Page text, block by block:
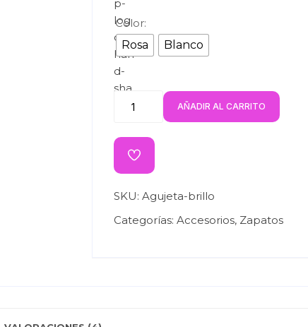
Color:
Rosa
Blanco
AÑADIR AL CARRITO
SKU: Agujeta-brillo
Categorías: Accesorios, Zapatos